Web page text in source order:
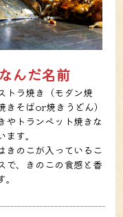
んだ名前
トラ焼き（モダン焼
そばor焼きうどん）
やトランペット焼きな
す。
きのこが入っているこ
で、きのこの食感と香